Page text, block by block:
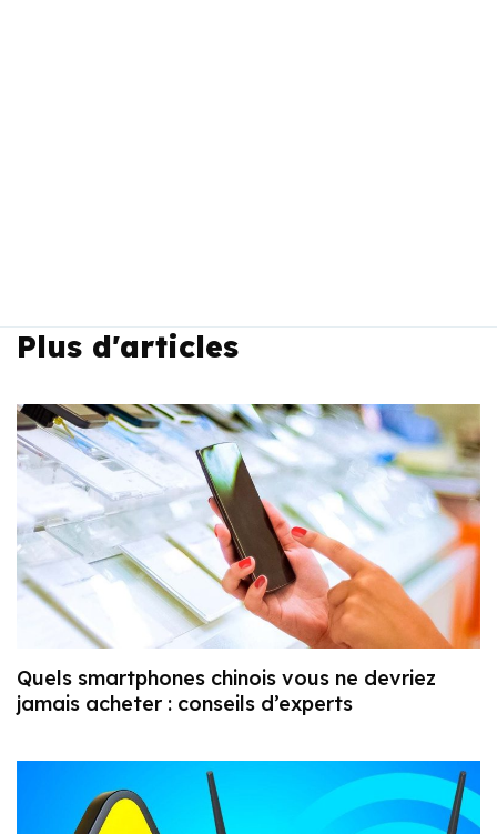
Plus d'articles
Quels smartphones chinois vous ne devriez
jamais acheter : conseils d’experts